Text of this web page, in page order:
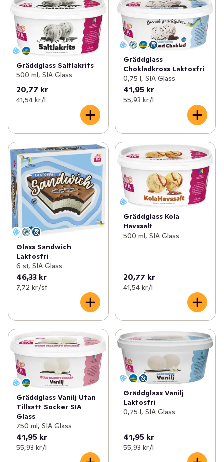
Gräddglass Saltlakrits
500 ml, SIA Glass
20,77 kr
41,54 kr /l
Gräddglass
Chokladkross Laktosfri
0,75 l, SIA Glass
41,95 kr
55,93 kr /l
Glass Sandwich
Laktosfri
6 st, SIA Glass
46,33 kr
7,72 kr /st
Gräddglass Kola
Havssalt
500 ml, SIA Glass
20,77 kr
41,54 kr /l
Gräddglass Vanilj Utan
Tillsatt Socker SIA
Glass
750 ml, SIA Glass
41,95 kr
55,93 kr /l
Gräddglass Vanilj
Laktosfri
0,75 l, SIA Glass
41,95 kr
55,93 kr /l